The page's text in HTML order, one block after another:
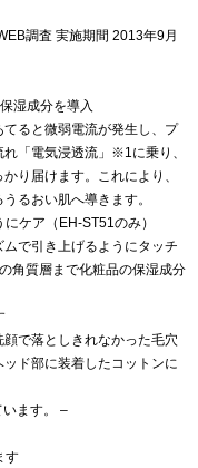
調査 実施期間 2013年9月
湿成分を導入
ると微弱電流が発生し、プ
「電気浸透流」※1に乗り、
り届けます。これにより、
るおい肌へ導きます。
ケア（EH-ST51のみ）
で引き上げるようにタッチ
角質層まで化粧品の保湿成分
で落としきれなかった毛穴
ド部に装着したコットンに
ます。 –
す